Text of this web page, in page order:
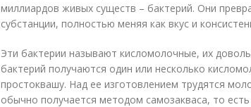
миллиардов живых существ – бактерий. Они
субстанции, полностью меняя как вкус и
Эти бактерии называют кисломолочные, их
бактерий получаются один или несколько
простоквашу. Над ее изготовлением трудятся
обычно получается методом самозакваса, то